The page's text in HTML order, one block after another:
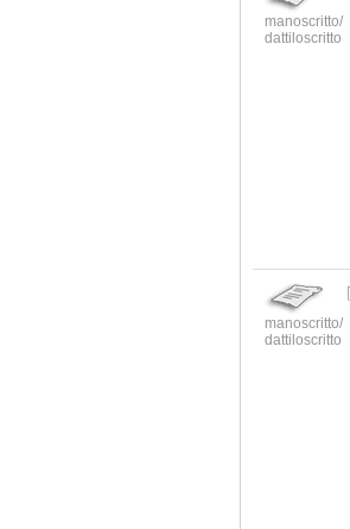
manoscritto/
dattiloscritto
manoscritto/
dattiloscritto